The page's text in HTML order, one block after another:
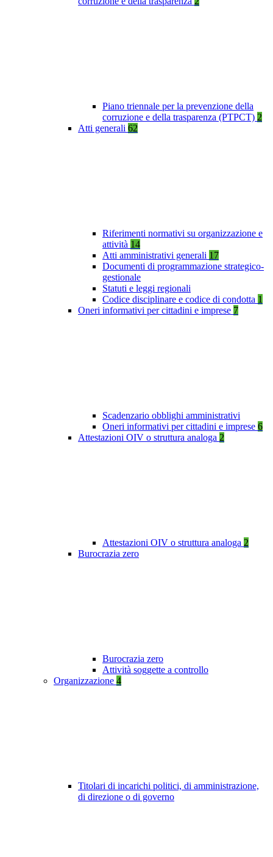
Piano triennale per la prevenzione della
corruzione e della trasparenza (PTPCT) 2
Atti generali 62
Riferimenti normativi su organizzazione e
attività 14
Atti amministrativi generali 17
Documenti di programmazione strategico-
gestionale
Statuti e leggi regionali
Codice disciplinare e codice di condotta 1
Oneri informativi per cittadini e imprese 7
Scadenzario obblighi amministrativi
Oneri informativi per cittadini e imprese 6
Attestazioni OIV o struttura analoga 2
Attestazioni OIV o struttura analoga 2
Burocrazia zero
Burocrazia zero
Attività soggette a controllo
Organizzazione 4
Titolari di incarichi politici, di amministrazione,
di direzione o di governo